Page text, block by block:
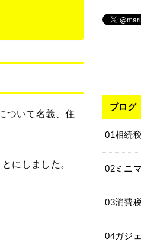
ついて名義、住
にしました。
ブログ
01相続
02ミニ
03消費
04ガジ